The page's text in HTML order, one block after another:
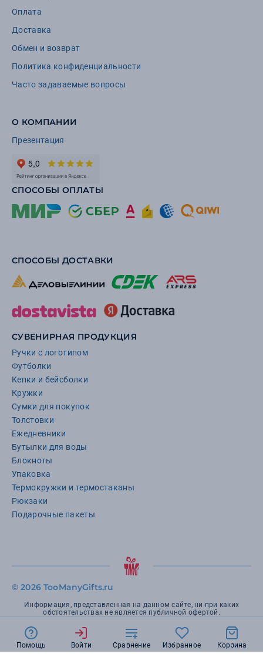
Оплата
Доставка
Обмен и возврат
Политика конфиденциальности
Часто задаваемые вопросы
О КОМПАНИИ
Презентация
СПОСОБЫ ОПЛАТЫ
СПОСОБЫ ДОСТАВКИ
СУВЕНИРНАЯ ПРОДУКЦИЯ
Ручки с логотипом
Футболки
Кепки и бейсболки
Кружки
Сумки для покупок
Толстовки
Ежедневники
Бутылки для воды
Блокноты
Упаковка
Термокружки и термостаканы
Рюкзаки
Подарочные пакеты
© 2026 TooManyGifts.ru
Информация, представленная на данном сайте, ни при каких
обстоятельствах не является публичной офертой.
Помощь Войти Сравнение Избранное Корзина